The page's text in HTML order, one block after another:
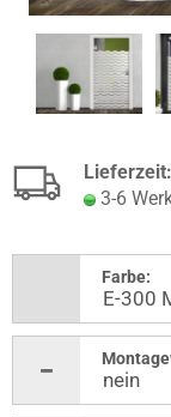
Lieferzeit:
3-6
Farbe: